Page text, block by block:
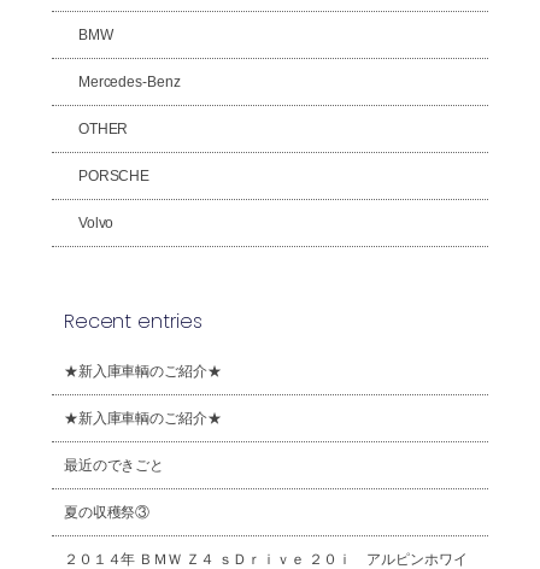
BMW
Mercedes-Benz
OTHER
PORSCHE
Volvo
Recent entries
★新入庫車輌のご紹介★
★新入庫車輌のご紹介★
最近のできごと
夏の収穫祭③
２０１４年 ＢＭＷ Ｚ４ ｓＤｒｉｖｅ ２０ｉ アルピンホワイ